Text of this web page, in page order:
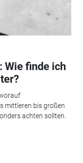
Wie finde ich
mittleren bis großen
achten sollten.